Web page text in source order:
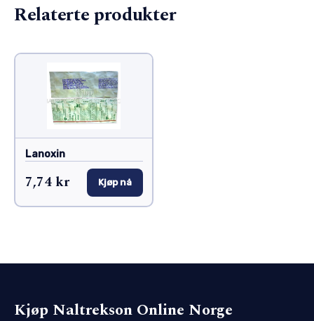
Relaterte produkter
Lanoxin
7,74 kr Kjøp nå
Kjøp Naltrekson Online Norge